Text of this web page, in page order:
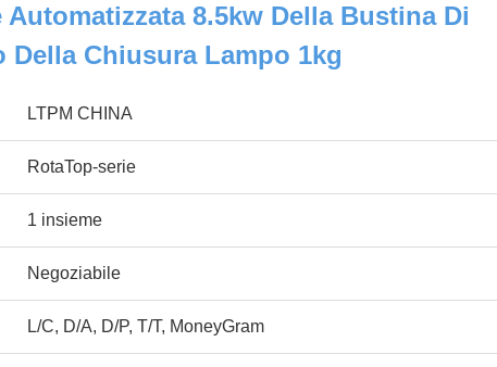
8.5kw Della Bustina Di
Della Chiusura Lampo 1kg
LTPM CHINA
RotaTop-serie
1 insieme
Negoziabile
L/C, D/A, D/P, T/T, MoneyGram